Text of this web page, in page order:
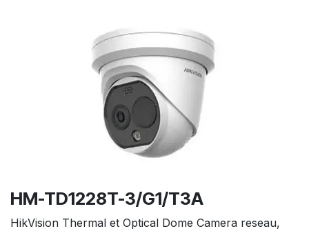
HM-TD1228T-3/G1/T3A
HikVision Thermal et Optical Dome Camera reseau,